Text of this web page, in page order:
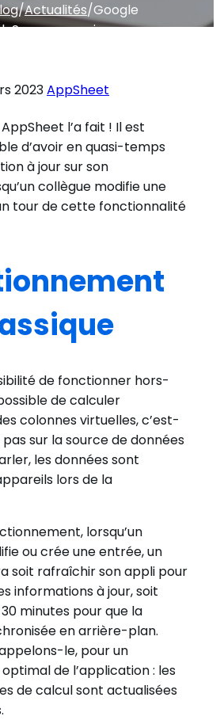
/Actualités/Google
Sync en preview
2023AppSheet
l’a fait ! Il est
d’avoir en quasi-temps
à jour sur son
collègue modifie une
tour de cette fonctionnalité
de fonctionner hors-
de calculer
colonnes virtuelles, c’est-
sur la source de données
les données sont
lors de la
lorsqu’un
ou crée une entrée, un
soit rafraîchir son appli pour
informations à jour, soit
minutes pour que la
en arrière-plan.
le, pour un
de l’application : les
de calcul sont actualisées